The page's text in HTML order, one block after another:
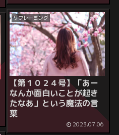
リフレーミング
【第１０２４号】「あー
なんか面白いことが起き
たなあ」という魔法の言
葉
2023.07.06